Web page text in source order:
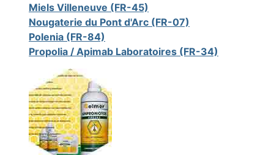
Miels Villeneuve (FR-45)
Nougaterie du Pont d'Arc (FR-07)
Polenia (FR-84)
Propolia / Apimab Laboratoires (FR-34)